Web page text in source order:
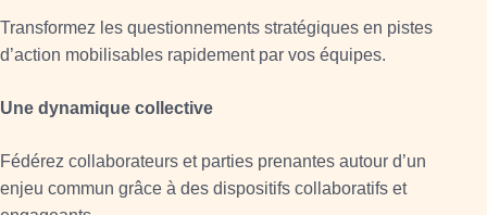
Transformez les questionnements stratégiques en pistes
d’action mobilisables rapidement par vos équipes.
Une dynamique collective
Fédérez collaborateurs et parties prenantes autour d’un
enjeu commun grâce à des dispositifs collaboratifs et